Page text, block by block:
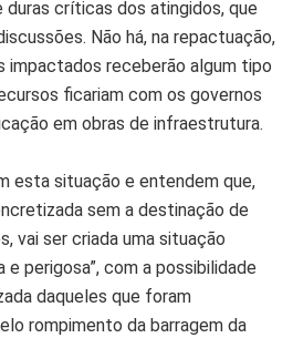
críticas dos atingidos, que
Não há, na repactuação,
impactados receberão algum tipo
ficariam com os governos
em obras de infraestrutura.
esta situação e entendem que,
sem a destinação de
vai ser criada uma situação
perigosa”, com a possibilidade
daqueles que foram
rompimento da barragem da